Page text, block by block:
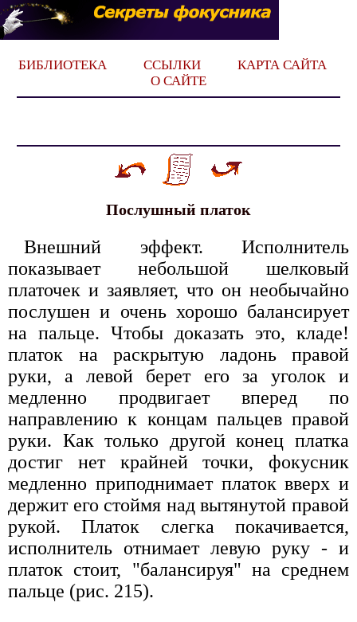
БИБЛИОТЕКА ССЫЛКИ
КАРТА САЙТА
О САЙТЕ
Послушный платок
Внешний эффект. Исполнитель
показывает небольшой шелковый
платочек и заявляет, что он необычайно
послушен и очень хорошо балансирует
на пальце. Чтобы доказать это, кладе!
платок на раскрытую ладонь правой
руки, а левой берет его за уголок и
медленно продвигает вперед по
направлению к концам пальцев правой
руки. Как только другой конец платка
достиг нет крайней точки, фокусник
медленно приподнимает платок вверх и
держит его стоймя над вытянутой правой
рукой. Платок слегка покачивается,
исполнитель отнимает левую руку - и
платок стоит, "балансируя" на среднем
пальце (рис. 215).